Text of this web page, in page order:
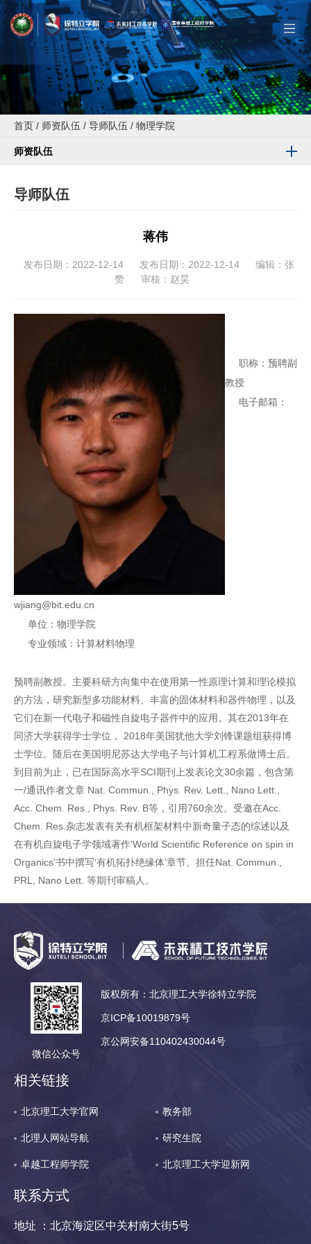
首页 / 师资队伍 / 导师队伍 / 物理学院
师资队伍
导师队伍
蒋伟
发布日期：2022-12-14 发布日期：2022-12-14
编辑：张
赞
审核：赵昊
职称：预聘副
教授
电子邮箱：
wjiang@bit.edu.cn
单位：物理学院
专业领域：计算材料物理
预聘副教授。主要科研方向集中在使用第一性原理计算和理论模拟
的方法，研究新型多功能材料、丰富的固体材料和器件物理，以及
它们在新一代电子和磁性自旋电子器件中的应用。其在2013年在
同济大学获得学士学位， 2018年美国犹他大学刘锋课题组获得博
士学位。随后在美国明尼苏达大学电子与计算机工程系做博士后。
到目前为止，已在国际高水平SCI期刊上发表论文30余篇，包含第
一/通讯作者文章 Nat. Commun., Phys. Rev. Lett., Nano Lett.,
Acc. Chem. Res., Phys. Rev. B等，引用760余次。受邀在Acc.
Chem. Res.杂志发表有关有机框架材料中新奇量子态的综述以及
在有机自旋电子学领域著作‘World Scientific Reference on spin in
Organics’书中撰写‘有机拓扑绝缘体’章节。担任Nat. Commun.,
PRL, Nano Lett. 等期刊审稿人。
微信公众号
版权所有：北京理工大学徐特立学院
京ICP备10019879号
京公网安备110402430044号
相关链接
北京理工大学官网 教务部
北理人网站导航 研究生院
卓越工程师学院 北京理工大学迎新网
联系方式
地址 ：北京海淀区中关村南大街5号